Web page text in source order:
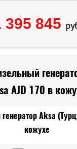
395 845
AJD 170 в